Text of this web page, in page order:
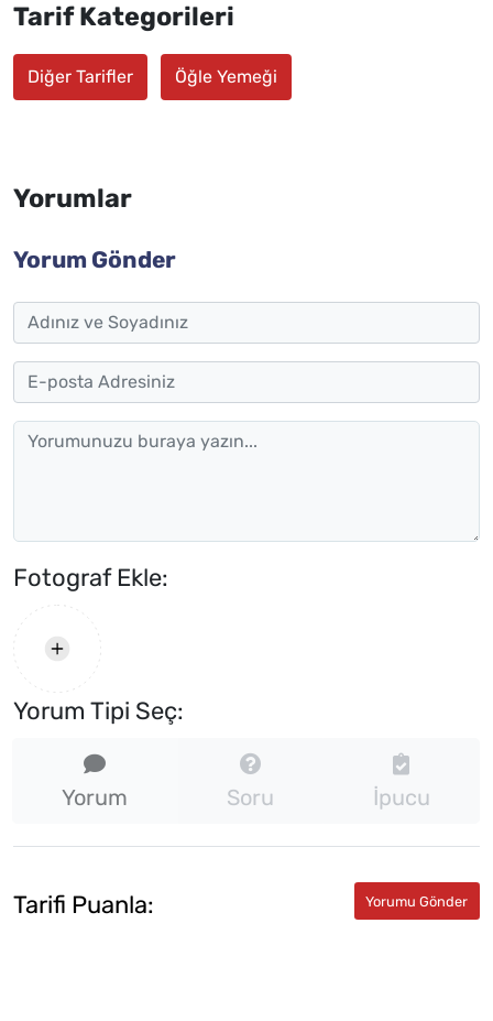
Tarif Kategorileri
Diğer Tarifler Öğle Yemeği
Yorumlar
Yorum Gönder
Fotograf Ekle:
Yorum Tipi Seç:
Yorum Soru İpucu
Tarifi Puanla: